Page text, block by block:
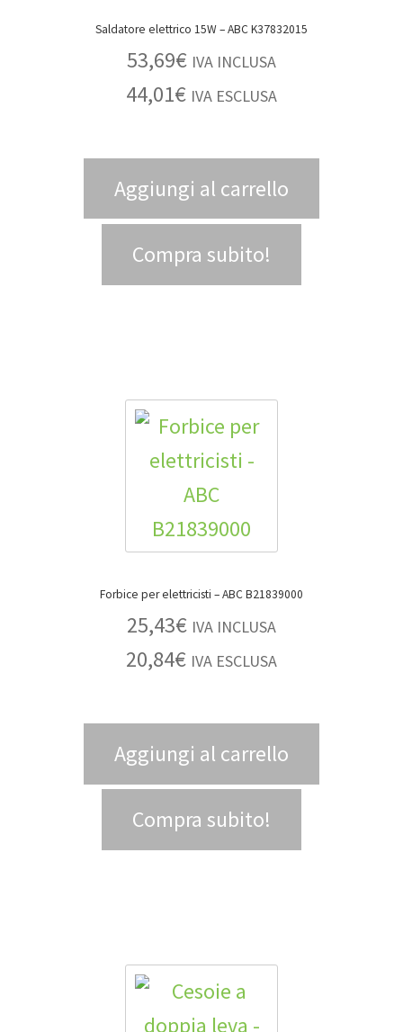
Saldatore elettrico 15W – ABC K37832015
53,69€ IVA INCLUSA
44,01€ IVA ESCLUSA
Aggiungi al carrello
Compra subito!
Forbice per elettricisti – ABC B21839000
25,43€ IVA INCLUSA
20,84€ IVA ESCLUSA
Aggiungi al carrello
Compra subito!